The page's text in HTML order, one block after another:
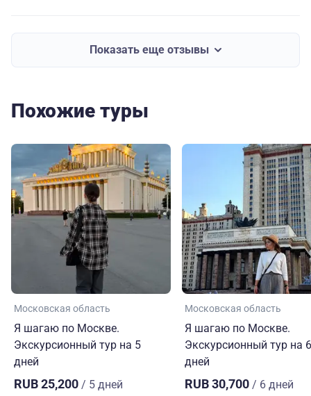
Показать еще отзывы
Похожие туры
Московская область
Я шагаю по Москве.
Экскурсионный тур на 5
дней
RUB 25,200 / 5 дней
Московская область
Я шагаю по Москве.
Экскурсионный тур на 6
дней
RUB 30,700 / 6 дней